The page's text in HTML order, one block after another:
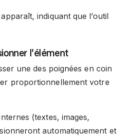
indiquant que l’outil
l'élément
une des poignées en coin
proportionnellement votre
(textes, images,
automatiquement et